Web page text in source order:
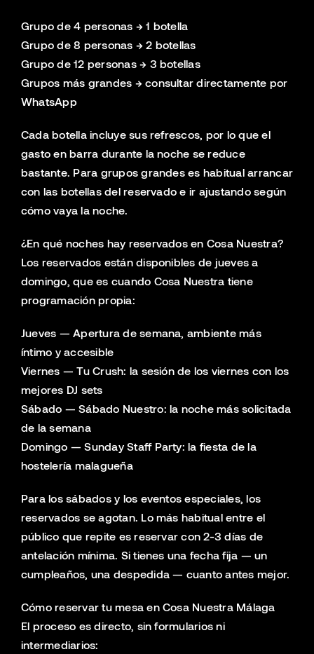
Grupo de 4 personas → 1 botella
Grupo de 8 personas → 2 botellas
Grupo de 12 personas → 3 botellas
Grupos más grandes → consultar directamente por
WhatsApp
Cada botella incluye sus refrescos, por lo que el
gasto en barra durante la noche se reduce
bastante. Para grupos grandes es habitual arrancar
con las botellas del reservado e ir ajustando según
cómo vaya la noche.
¿En qué noches hay reservados en Cosa Nuestra?
Los reservados están disponibles de jueves a
domingo, que es cuando Cosa Nuestra tiene
programación propia:
Jueves — Apertura de semana, ambiente más
íntimo y accesible
Viernes — Tu Crush: la sesión de los viernes con los
mejores DJ sets
Sábado — Sábado Nuestro: la noche más solicitada
de la semana
Domingo — Sunday Staff Party: la fiesta de la
hostelería malagueña
Para los sábados y los eventos especiales, los
reservados se agotan. Lo más habitual entre el
público que repite es reservar con 2-3 días de
antelación mínima. Si tienes una fecha fija — un
cumpleaños, una despedida — cuanto antes mejor.
Cómo reservar tu mesa en Cosa Nuestra Málaga
El proceso es directo, sin formularios ni
intermediarios: